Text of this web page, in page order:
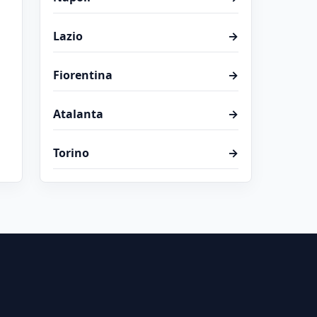
Lazio →
Fiorentina →
Atalanta →
Torino →